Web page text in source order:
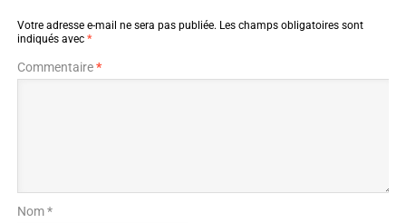
Votre adresse e-mail ne sera pas publiée. Les champs obligatoires sont
indiqués avec *
Commentaire*
Nom *